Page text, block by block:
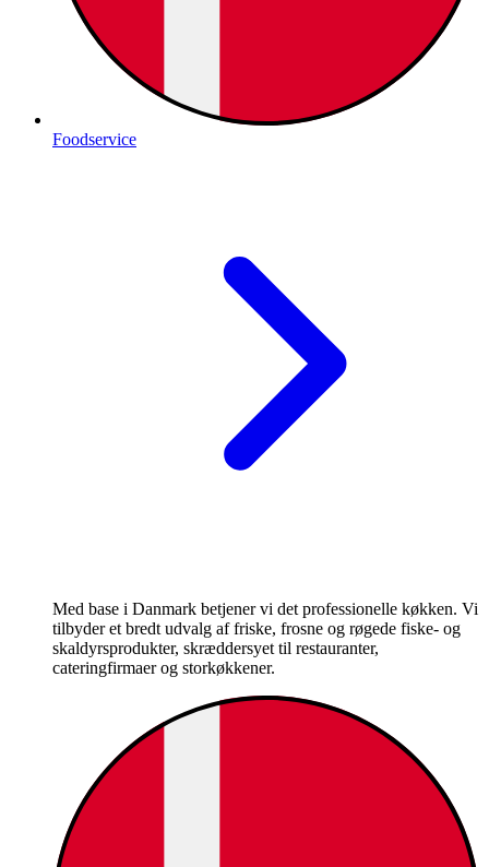
Foodservice
Med base i Danmark betjener vi det professionelle køkken. Vi
tilbyder et bredt udvalg af friske, frosne og røgede fiske- og
skaldyrsprodukter, skræddersyet til restauranter,
cateringfirmaer og storkøkkener.